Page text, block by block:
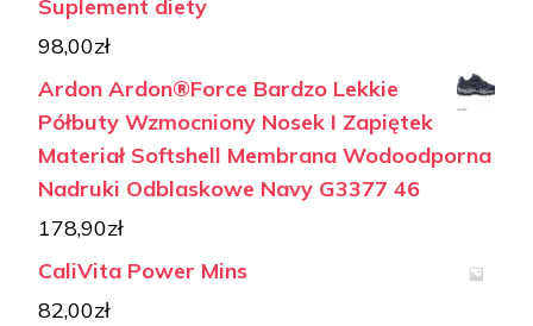
Suplement diety
98,00zł
Ardon Ardon®Force Bardzo Lekkie
Półbuty Wzmocniony Nosek I Zapiętek
Materiał Softshell Membrana Wodoodporna
Nadruki Odblaskowe Navy G3377 46
178,90zł
CaliVita Power Mins
82,00zł